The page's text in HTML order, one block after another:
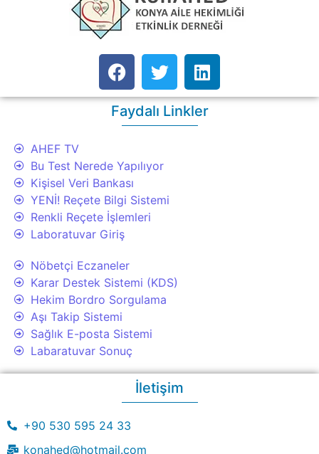
Faydalı Linkler
AHEF TV
Bu Test Nerede Yapılıyor
Kişisel Veri Bankası
YENİ! Reçete Bilgi Sistemi
Renkli Reçete İşlemleri
Laboratuvar Giriş
Nöbetçi Eczaneler
Karar Destek Sistemi (KDS)
Hekim Bordro Sorgulama
Aşı Takip Sistemi
Sağlık E-posta Sistemi
Labaratuvar Sonuç
İletişim
+90 530 595 24 33
konahed@hotmail.com